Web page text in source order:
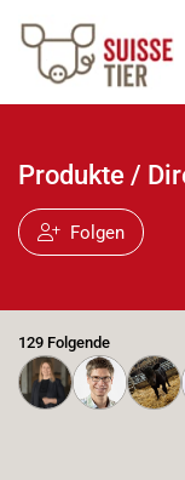
Produkte /
Folgen
129 Folgende